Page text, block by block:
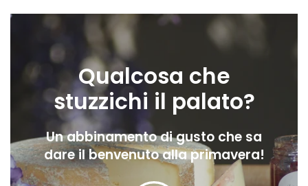
Qualcosa che
stuzzichi il palato?
Un abbinamento di gusto che sa
dare il benvenuto alla primavera!